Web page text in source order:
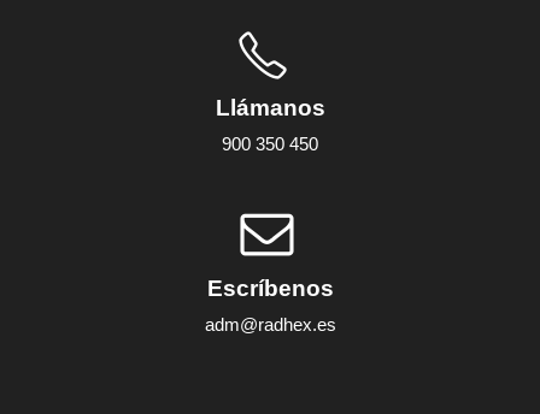
Llámanos
900 350 450
Escríbenos
adm@radhex.es